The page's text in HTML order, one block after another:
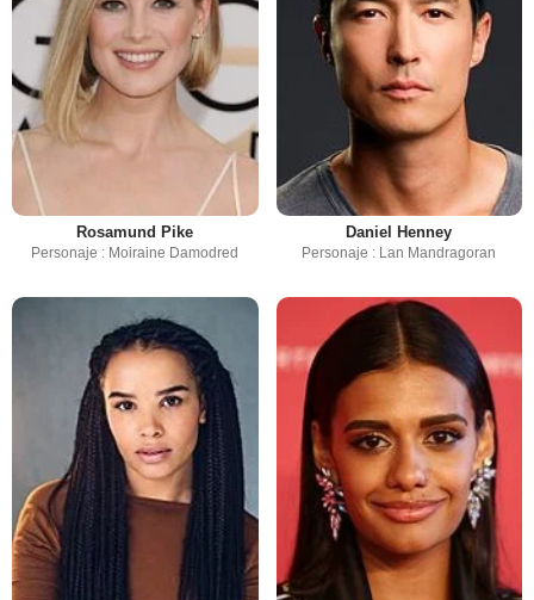
Rosamund Pike
Personaje : Moiraine Damodred
Daniel Henney
Personaje : Lan Mandragoran